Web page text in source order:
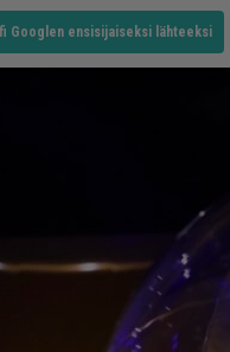
Googlen ensisijaiseksi lähteeksi